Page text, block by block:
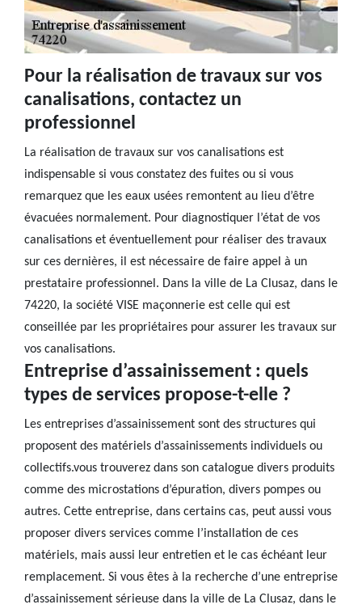
Pour la réalisation de travaux sur vos
canalisations, contactez un
professionnel
La réalisation de travaux sur vos canalisations est
indispensable si vous constatez des fuites ou si vous
remarquez que les eaux usées remontent au lieu d’être
évacuées normalement. Pour diagnostiquer l’état de vos
canalisations et éventuellement pour réaliser des travaux
sur ces dernières, il est nécessaire de faire appel à un
prestataire professionnel. Dans la ville de La Clusaz, dans le
74220, la société VISE maçonnerie est celle qui est
conseillée par les propriétaires pour assurer les travaux sur
vos canalisations.
Entreprise d’assainissement : quels
types de services propose-t-elle ?
Les entreprises d’assainissement sont des structures qui
proposent des matériels d’assainissements individuels ou
collectifs.vous trouverez dans son catalogue divers produits
comme des microstations d’épuration, divers pompes ou
autres. Cette entreprise, dans certains cas, peut aussi vous
proposer divers services comme l’installation de ces
matériels, mais aussi leur entretien et le cas échéant leur
remplacement. Si vous êtes à la recherche d’une entreprise
d’assainissement sérieuse dans la ville de La Clusaz, dans le